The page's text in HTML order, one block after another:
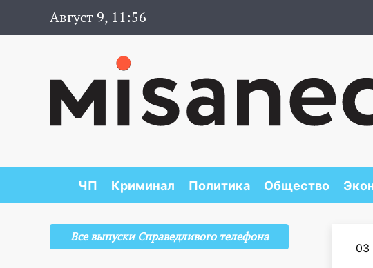
Август 9, 11:56
ЧП Криминал Политика Общество
03
Все выпуски Справедливого телефона